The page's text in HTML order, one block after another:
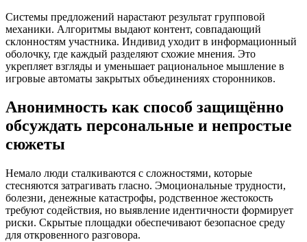
Системы предложений нарастают результат групповой
механики. Алгоритмы выдают контент, совпадающий
склонностям участника. Индивид уходит в информационный
оболочку, где каждый разделяют схожие мнения. Это
укрепляет взгляды и уменьшает рациональное мышление в
игровые автоматы закрытых объединениях сторонников.
Анонимность как способ защищённо
обсуждать персональные и непростые
сюжеты
Немало люди сталкиваются с сложностями, которые
стесняются затрагивать гласно. Эмоциональные трудности,
болезни, денежные катастрофы, родственное жестокость
требуют содействия, но выявление идентичности формирует
риски. Скрытые площадки обеспечивают безопасное среду
для откровенного разговора.